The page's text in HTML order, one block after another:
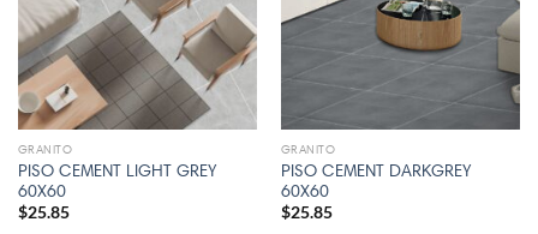
GRANITO
PISO CEMENT LIGHT GREY
60X60
$25.85
GRANITO
PISO CEMENT DARKGREY
60X60
$25.85